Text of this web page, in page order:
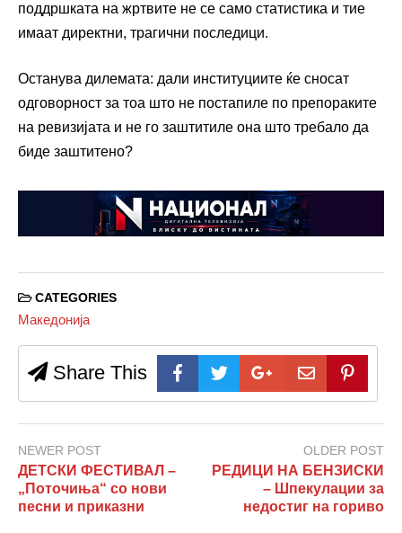
поддршката на жртвите не се само статистика и тие
имаат директни, трагични последици.
Останува дилемата: дали институциите ќе сносат
одговорност за тоа што не постапиле по препораките
на ревизијата и не го заштитиле она што требало да
биде заштитено?
CATEGORIES
Македонија
Share This
NEWER POST
ДЕТСКИ ФЕСТИВАЛ –
„Поточиња“ со нови
песни и приказни
OLDER POST
РЕДИЦИ НА БЕНЗИСКИ
– Шпекулации за
недостиг на гориво